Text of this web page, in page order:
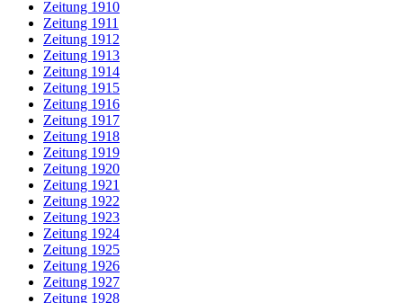
Zeitung 1910
Zeitung 1911
Zeitung 1912
Zeitung 1913
Zeitung 1914
Zeitung 1915
Zeitung 1916
Zeitung 1917
Zeitung 1918
Zeitung 1919
Zeitung 1920
Zeitung 1921
Zeitung 1922
Zeitung 1923
Zeitung 1924
Zeitung 1925
Zeitung 1926
Zeitung 1927
Zeitung 1928